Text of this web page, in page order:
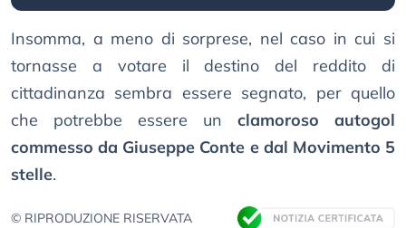
Insomma, a meno di sorprese, nel caso in cui si
tornasse a votare il destino del reddito di
cittadinanza sembra essere segnato, per quello
che potrebbe essere un clamoroso autogol
commesso da Giuseppe Conte e dal Movimento 5
stelle.
© RIPRODUZIONE RISERVATA